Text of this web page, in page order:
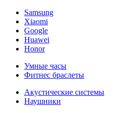
Samsung
Xiaomi
Google
Huawei
Honor
Умные часы
Фитнес браслеты
Акустические системы
Наушники